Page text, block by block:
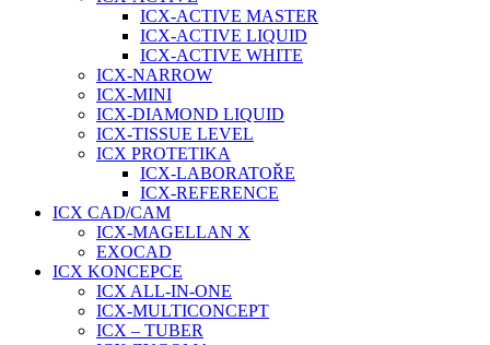
ICX-ACTIVE MASTER
ICX-ACTIVE LIQUID
ICX-ACTIVE WHITE
ICX-NARROW
ICX-MINI
ICX-DIAMOND LIQUID
ICX-TISSUE LEVEL
ICX PROTETIKA
ICX-LABORATOŘE
ICX-REFERENCE
ICX CAD/CAM
ICX-MAGELLAN X
EXOCAD
ICX KONCEPCE
ICX ALL-IN-ONE
ICX-MULTICONCEPT
ICX – TUBER